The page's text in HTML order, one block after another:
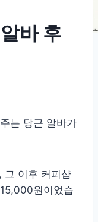
바 후
는 당근 알바가
그 이후 커피샵
원이었습